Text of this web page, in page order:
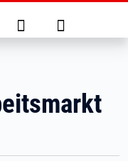
Suche Anmelden